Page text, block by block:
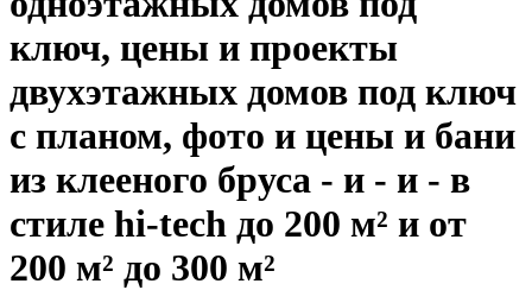
ключ, цены и проекты
двухэтажных домов под ключ
с планом, фото и цены и бани
из клееного бруса - и - и - в
стиле hi-tech до 200 м² и от
200 м² до 300 м²